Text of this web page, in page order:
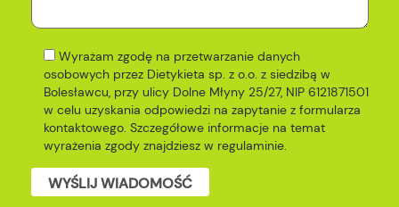
Wyrażam zgodę na przetwarzanie danych
osobowych przez Dietykieta sp. z o.o. z siedzibą w
Bolesławcu, przy ulicy Dolne Młyny 25/27, NIP 6121871501
w celu uzyskania odpowiedzi na zapytanie z formularza
kontaktowego. Szczegółowe informacje na temat
wyrażenia zgody znajdziesz w regulaminie.
WYŚLIJ WIADOMOŚĆ